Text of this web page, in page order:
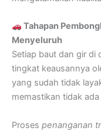
Tahapan
Menyeluruh
Setiap baut dan gir di
tingkat keausannya
yang sudah tidak
memastikan tidak
Proses penanganan